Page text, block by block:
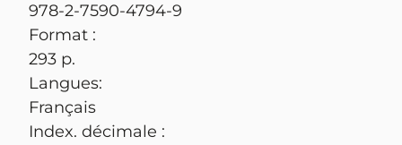
978-2-7590-4794-9
Format :
293 p.
Langues:
Français
Index. décimale :